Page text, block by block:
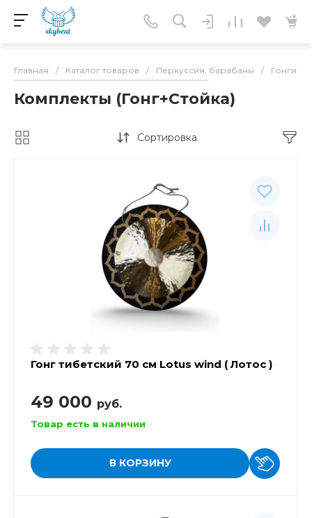
Главная / Каталог товаров / Перкуссия, барабаны / Гонги
Комплекты (Гонг+Стойка)
Сортировка
Гонг тибетский 70 см Lotus wind ( Лотос )
49 000 руб.
Товар есть в наличии
В КОРЗИНУ